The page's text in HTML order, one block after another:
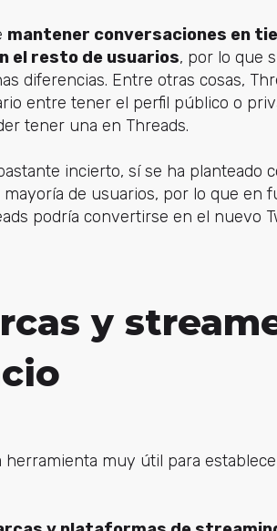
mantener conversaciones en
el resto de usuarios, por lo que
diferencias. Entre otras cosas,
entre tener el perfil público o
tener una en Threads.
incierto, sí se ha planteado
de usuarios, por lo que en
podría convertirse en el nuevo
y
muy útil para